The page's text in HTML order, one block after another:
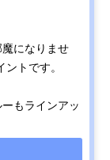
になりませ
トです。
もラインアッ